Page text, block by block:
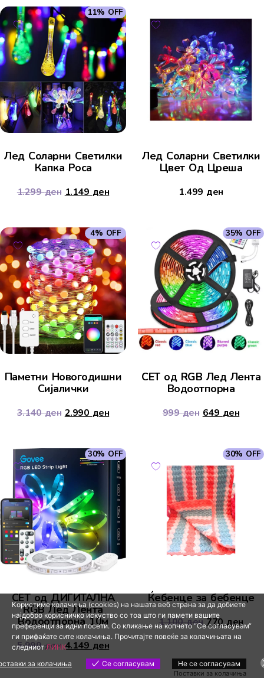
11% OFF
Лед Соларни Светилки
Капка Роса
1.299ден 1.149 ден
Лед Соларни Светилки
Цвет Од Цреша
1.499 ден
4% OFF
Паметни Новогодишни
Сијалички
3.140ден 2.990 ден
35% OFF
СЕТ од RGB Лед Лента
Водоотпорна
999ден 649 ден
30% OFF
СЕТ од ДИГИТАЛНА
RGB Лед Лента
Водоотпорна 10м
5.999ден 4.149 ден
30% OFF
Ќебенце за бебенце
1.100ден 770ден
Користиме колачиња (cookies) на нашата веб страна за да добиете
најдобро корисничко искуство со тоа што ги памети вашите
преференци за идни посети. Со кликање на копчето “Се согласувам“
ги прифаќате сите колачиња. Прочитајте повеќе за колачињата на
следниотЛИНК
за колачиња
Се согласувам Не се согласувам
Поставки за колачиња